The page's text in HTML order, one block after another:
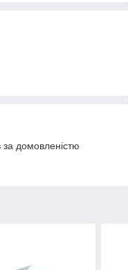
домовленістю